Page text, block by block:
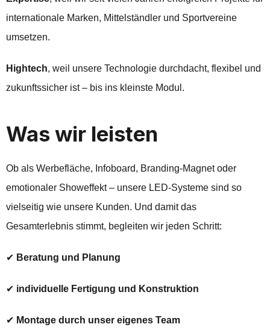
internationale Marken, Mittelständler und Sportvereine
umsetzen.
Hightech, weil unsere Technologie durchdacht, flexibel und
zukunftssicher ist – bis ins kleinste Modul.
Was wir leisten
Ob als Werbefläche, Infoboard, Branding-Magnet oder
emotionaler Showeffekt – unsere LED-Systeme sind so
vielseitig wie unsere Kunden. Und damit das
Gesamterlebnis stimmt, begleiten wir jeden Schritt:
✔ Beratung und Planung
✔ individuelle Fertigung und Konstruktion
✔ Montage durch unser eigenes Team